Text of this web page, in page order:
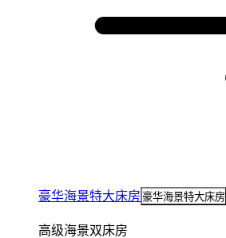
豪华海景特大床房 豪华海景特大床房
高级海景双床房